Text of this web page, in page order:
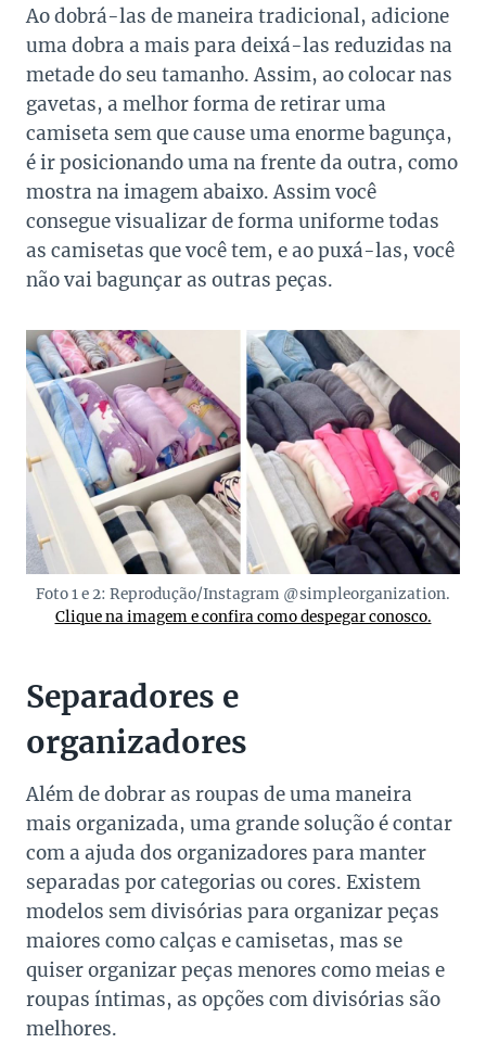
Ao dobrá-las de maneira tradicional, adicione
uma dobra a mais para deixá-las reduzidas na
metade do seu tamanho. Assim, ao colocar nas
gavetas, a melhor forma de retirar uma
camiseta sem que cause uma enorme bagunça,
é ir posicionando uma na frente da outra, como
mostra na imagem abaixo. Assim você
consegue visualizar de forma uniforme todas
as camisetas que você tem, e ao puxá-las, você
não vai bagunçar as outras peças.
Foto 1 e 2: Reprodução/Instagram @simpleorganization.
Clique na imagem e confira como despegar conosco.
Separadores e
organizadores
Além de dobrar as roupas de uma maneira
mais organizada, uma grande solução é contar
com a ajuda dos organizadores para manter
separadas por categorias ou cores. Existem
modelos sem divisórias para organizar peças
maiores como calças e camisetas, mas se
quiser organizar peças menores como meias e
roupas íntimas, as opções com divisórias são
melhores.